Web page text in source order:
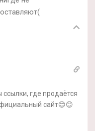
где продаётся
сайт😊😊